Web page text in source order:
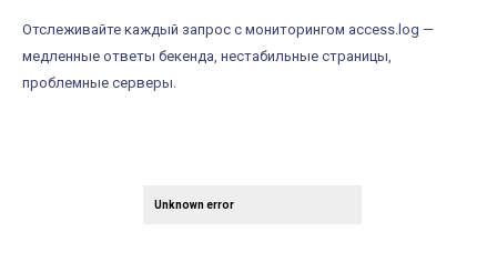
Отслеживайте каждый запрос с мониторингом access.log —
медленные ответы бекенда, нестабильные страницы,
проблемные серверы.
Unknown error